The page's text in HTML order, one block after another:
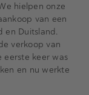
hielpen onze
van een
en Duitsland.
verkoop van
eerste keer was
en nu werkte